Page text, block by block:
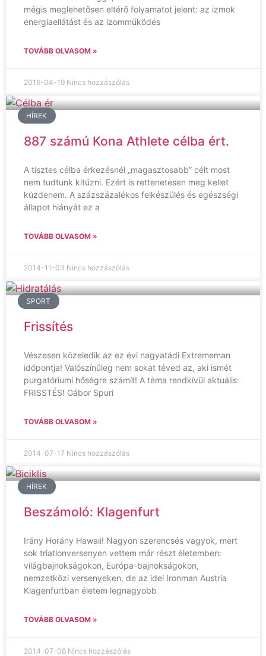
mégis meglehetősen eltérő folyamatot jelent: az izmok
energiaellátást és az izomműködés
TOVÁBB OLVASOM »
2016-04-19 Nincs hozzászólás
HÍREK
887 számú Kona Athlete célba ért.
A tisztes célba érkezésnél „magasztosabb” célt most
nem tudtunk kitűzni. Ezért is rettenetesen meg kellet
küzdenem. A százszázalékos felkészülés és egészségi
állapot hiányát ez a
TOVÁBB OLVASOM »
2014-11-03 Nincs hozzászólás
SPORT
Frissítés
Vészesen közeledik az ez évi nagyatádi Extrememan
időpontja! Valószínűleg nem sokat téved az, aki ismét
purgatóriumi hőségre számít! A téma rendkívül aktuális:
FRISSTÉS! Gábor Spuri
TOVÁBB OLVASOM »
2014-07-17 Nincs hozzászólás
HÍREK
Beszámoló: Klagenfurt
Irány Horány Hawaii! Nagyon szerencsés vagyok, mert
sok triatlonversenyen vettem már részt életemben:
világbajnokságokon, Európa-bajnokságokon,
nemzetközi versenyeken, de az idei Ironman Austria
Klagenfurtban életem legnagyobb
TOVÁBB OLVASOM »
2014-07-08 Nincs hozzászólás